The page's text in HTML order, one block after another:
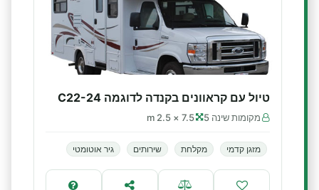
טיול עם קראוונים בקנדה לדוגמה C22-24
מקומות שינה 5 7.5 × 2.5 m
מזגן קדמי מקלחת שירותים גיר אוטומטי